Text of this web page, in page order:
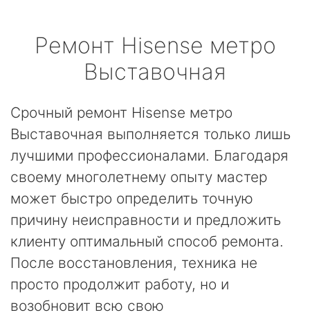
Ремонт Hisense метро
Выставочная
Срочный ремонт Hisense метро
Выставочная выполняется только лишь
лучшими профессионалами. Благодаря
своему многолетнему опыту мастер
может быстро определить точную
причину неисправности и предложить
клиенту оптимальный способ ремонта.
После восстановления, техника не
просто продолжит работу, но и
возобновит всю свою